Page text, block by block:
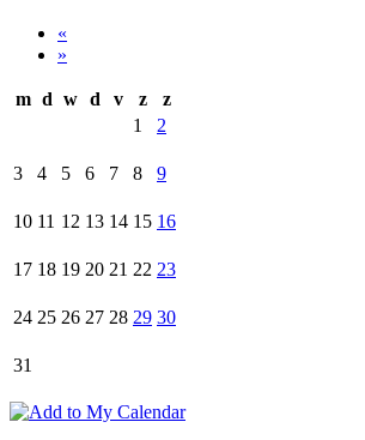
«
»
m d w d v z
z
1
2
3 4 5 6 7 8 9
10 11 12 13 14 15 16
17 18 19 20 21 22 23
24 25 26 27 28 29 30
31